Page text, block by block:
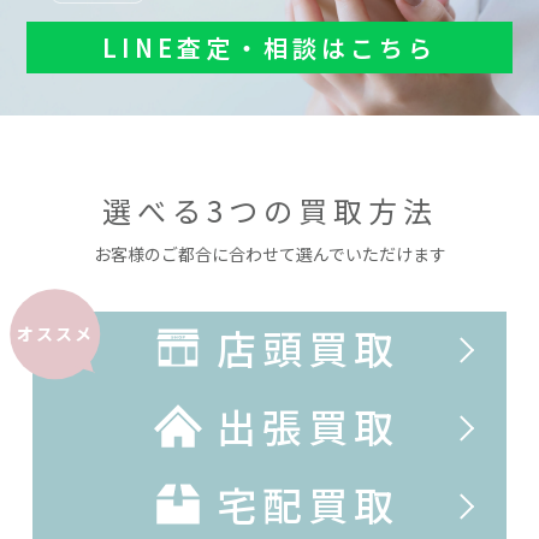
LINE査定・相談はこちら
選べる3つの買取方法
お客様のご都合に合わせて選んでいただけます
オススメ
店頭買取
出張買取
宅配買取